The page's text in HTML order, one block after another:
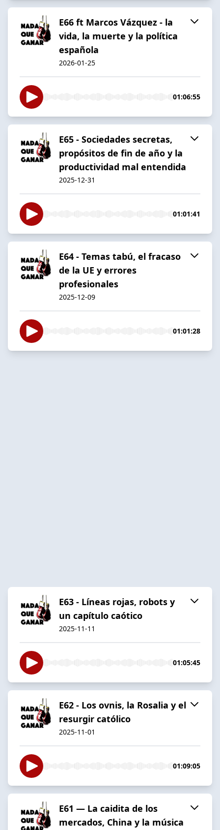
E66 ft Marcos Vázquez - la
vida, la muerte y la política
española
2026-01-25
01:06:55
E65 - Sociedades secretas,
propósitos de fin de año y la
productividad mal entendida
2025-12-31
01:01:41
E64 - Temas tabú, el fracaso
de la UE y errores
profesionales
2025-12-09
01:01:28
E63 - Líneas rojas, robots y
un capítulo caótico
2025-11-11
01:05:45
E62 - Los ovnis, la Rosalia y el
resurgir católico
2025-11-01
01:09:05
E61 — La caidita de los
mercados, China y la música